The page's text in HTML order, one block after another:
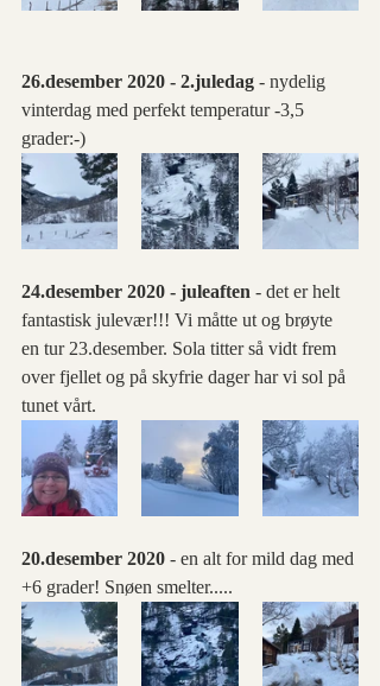
26.desember 2020 - 2.juledag - nydelig
vinterdag med perfekt temperatur -3,5
grader:-)
24.desember 2020 - juleaften - det er helt
fantastisk julevær!!! Vi måtte ut og brøyte
en tur 23.desember. Sola titter så vidt frem
over fjellet og på skyfrie dager har vi sol på
tunet vårt.
20.desember 2020 - en alt for mild dag med
+6 grader! Snøen smelter.....